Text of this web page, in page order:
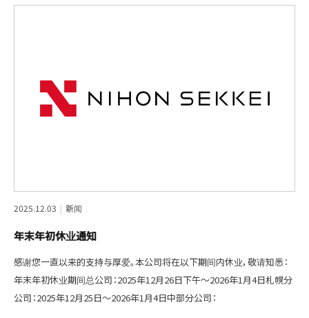
2025.12.03 新闻
年末年初休业通知
感谢您一直以来的支持与厚爱。本公司将在以下期间内休业，敬请知悉：
年末年初休业期间总公司：2025年12月26日下午～2026年1月4日札幌分
公司：2025年12月25日～2026年1月4日中部分公司：